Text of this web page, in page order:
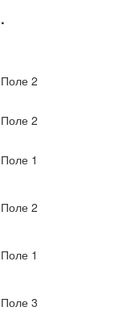
.
Поле 2
Поле 2
Поле 1
Поле 2
Поле 1
Поле 3